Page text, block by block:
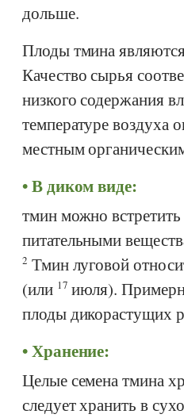
дольше.
Плоды тмина
Качество сырья
низкого содержания
температуре воздуха
местным
В диком виде:
тмин можно
питательными
2 Тмин луговой
(или 17 июля).
плоды дикорастущих
Хранение:
Целые семена тмина
следует хранить в